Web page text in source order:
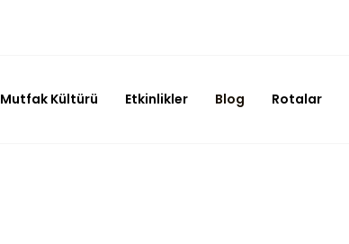
Mutfak Kültürü Etkinlikler Blog Rotalar